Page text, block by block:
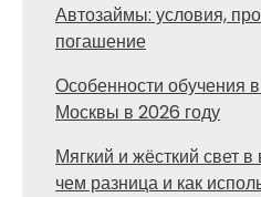
Автозаймы: условия,
погашение
Особенности обучения
Москвы в 2026 году
Мягкий и жёсткий свет
чем разница и как